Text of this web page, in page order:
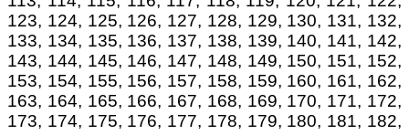
123, 124, 125, 126, 127, 128, 129, 130, 131, 132,
133, 134, 135, 136, 137, 138, 139, 140, 141, 142,
143, 144, 145, 146, 147, 148, 149, 150, 151, 152,
153, 154, 155, 156, 157, 158, 159, 160, 161, 162,
163, 164, 165, 166, 167, 168, 169, 170, 171, 172,
173, 174, 175, 176, 177, 178, 179, 180, 181, 182,